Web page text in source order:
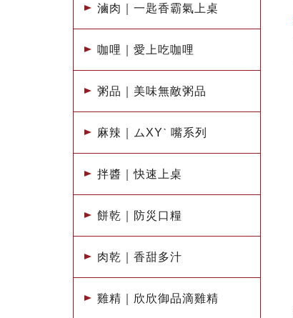
滷肉｜一匙香霸氣上桌
咖哩｜愛上吃咖哩
粥品｜美味無敵粥品
麻辣｜ムXYˋ 嘴系列
拌醬｜快速上桌
餅乾｜防災口糧
肉乾｜香甜多汁
雞精｜欣欣御品滴雞精